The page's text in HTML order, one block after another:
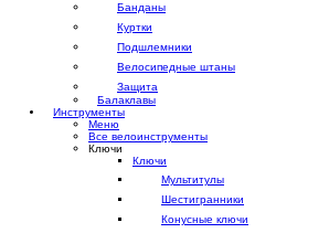
Банданы
Куртки
Подшлемники
Велосипедные штаны
Защита
Балаклавы
Инструменты
Меню
Все велоинструменты
Ключи
Ключи
Мультитулы
Шестигранники
Конусные ключи